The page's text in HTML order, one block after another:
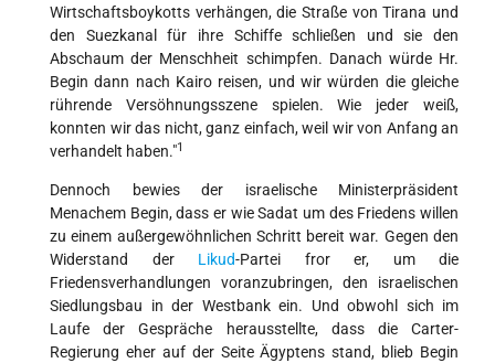
Wirtschaftsboykotts verhängen, die Straße von Tirana und
den Suezkanal für ihre Schiffe schließen und sie den
Abschaum der Menschheit schimpfen. Danach würde Hr.
Begin dann nach Kairo reisen, und wir würden die gleiche
rührende Versöhnungsszene spielen. Wie jeder weiß,
konnten wir das nicht, ganz einfach, weil wir von Anfang an
verhandelt haben."1
Dennoch bewies der israelische Ministerpräsident
Menachem Begin, dass er wie Sadat um des Friedens willen
zu einem außergewöhnlichen Schritt bereit war. Gegen den
Widerstand der Likud-Partei fror er, um die
Friedensverhandlungen voranzubringen, den israelischen
Siedlungsbau in der Westbank ein. Und obwohl sich im
Laufe der Gespräche herausstellte, dass die Carter-
Regierung eher auf der Seite Ägyptens stand, blieb Begin